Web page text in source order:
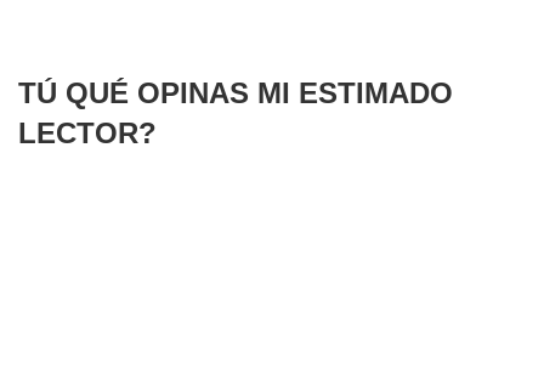
TÚ QUÉ OPINAS MI ESTIMADO
LECTOR?